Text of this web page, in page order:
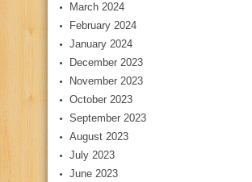
March 2024
February 2024
January 2024
December 2023
November 2023
October 2023
September 2023
August 2023
July 2023
June 2023